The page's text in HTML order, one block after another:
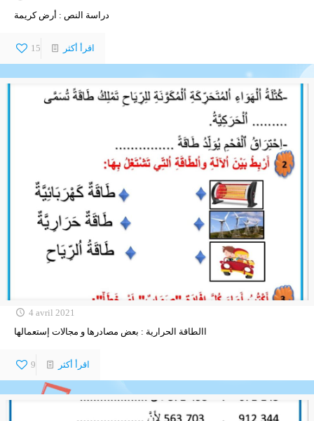
دراسة النص : أرض كريمة
15 اقرأ أكثر
4 avril 2021
االطاقة الحرارية : بعض مصادرها و مجالات إستعمالها
9 اقرأ أكثر